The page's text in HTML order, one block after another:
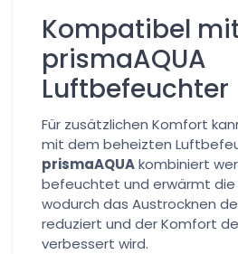
Kompatibel
prismaAQUA
Luftbefeuchter
Für zusätzlichen Komfort
mit dem beheizten
prismaAQUAkombiniert
befeuchtet und erwärmt
wodurch das Austrocknen
reduziert und der Komfort
verbessert wird.